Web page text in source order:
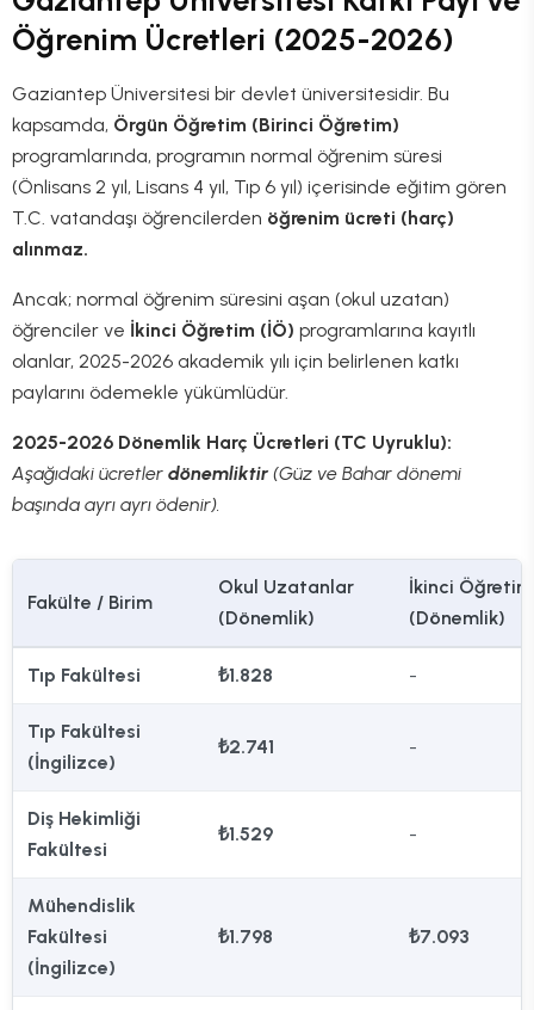
Öğrenim Ücretleri (2025-2026)
Gaziantep Üniversitesi bir devlet üniversitesidir. Bu
kapsamda, Örgün Öğretim (Birinci Öğretim)
programlarında, programın normal öğrenim süresi
(Önlisans 2 yıl, Lisans 4 yıl, Tıp 6 yıl) içerisinde eğitim gören
T.C. vatandaşı öğrencilerden öğrenim ücreti (harç)
alınmaz.
Ancak; normal öğrenim süresini aşan (okul uzatan)
öğrenciler ve İkinci Öğretim (İÖ) programlarına kayıtlı
olanlar, 2025-2026 akademik yılı için belirlenen katkı
paylarını ödemekle yükümlüdür.
2025-2026 Dönemlik Harç Ücretleri (TC Uyruklu):
Aşağıdaki ücretler dönemliktir (Güz ve Bahar dönemi
başında ayrı ayrı ödenir).
Fakülte / Birim
Okul Uzatanlar
(Dönemlik)
İkinci Öğretim
(Dönemlik)
Tıp Fakültesi ₺1.828 -
Tıp Fakültesi
(İngilizce)
₺2.741 -
Diş Hekimliği
Fakültesi
₺1.529 -
Mühendislik
Fakültesi
(İngilizce)
₺1.798 ₺7.093